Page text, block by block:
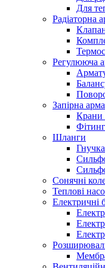
Для
Радіаторна
Регулююча
Запірна
Крани
Шланги
Сонячні
Теплові
Електричні